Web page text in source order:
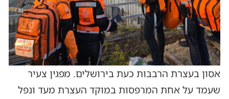
אסון בעצרת הרבבות כעת בירושלים. מפגין צעיר
שעמד על אחת המרפסות במוקד העצרת מעד ונפל